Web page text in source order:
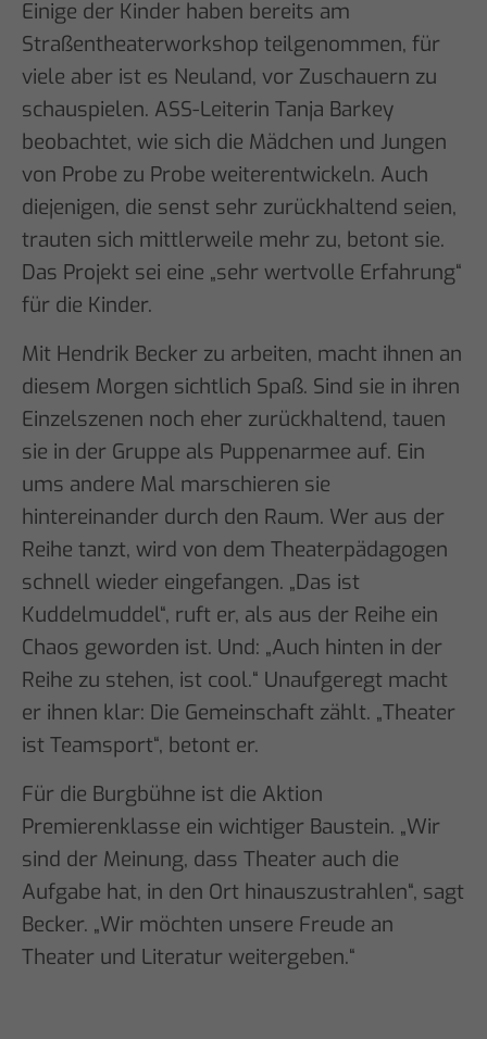
Einige der Kinder haben bereits am
Straßentheaterworkshop teilgenommen, für
viele aber ist es Neuland, vor Zuschauern zu
schauspielen. ASS-Leiterin Tanja Barkey
beobachtet, wie sich die Mädchen und Jungen
von Probe zu Probe weiterentwickeln. Auch
diejenigen, die senst sehr zurückhaltend seien,
trauten sich mittlerweile mehr zu, betont sie.
Das Projekt sei eine „sehr wertvolle Erfahrung“
für die Kinder.
Mit Hendrik Becker zu arbeiten, macht ihnen an
diesem Morgen sichtlich Spaß. Sind sie in ihren
Einzelszenen noch eher zurückhaltend, tauen
sie in der Gruppe als Puppenarmee auf. Ein
ums andere Mal marschieren sie
hintereinander durch den Raum. Wer aus der
Reihe tanzt, wird von dem Theaterpädagogen
schnell wieder eingefangen. „Das ist
Kuddelmuddel“, ruft er, als aus der Reihe ein
Chaos geworden ist. Und: „Auch hinten in der
Reihe zu stehen, ist cool.“ Unaufgeregt macht
er ihnen klar: Die Gemeinschaft zählt. „Theater
ist Teamsport“, betont er.
Für die Burgbühne ist die Aktion
Premierenklasse ein wichtiger Baustein. „Wir
sind der Meinung, dass Theater auch die
Aufgabe hat, in den Ort hinauszustrahlen“, sagt
Becker. „Wir möchten unsere Freude an
Theater und Literatur weitergeben.“